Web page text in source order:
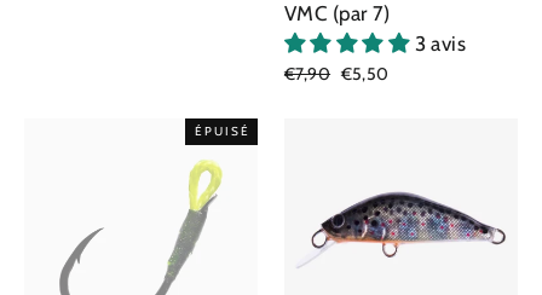
VMC (par 7)
3 avis
Prix
€7,90 Prix
€5,50
ÉPUISÉ